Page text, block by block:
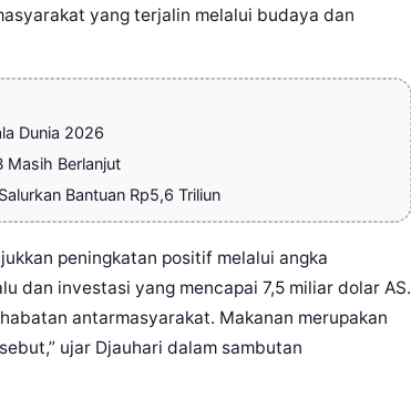
yang terjalin melalui budaya dan
Dunia 2026
Masih Berlanjut
Bantuan Rp5,6 Triliun
peningkatan positif melalui angka
dan investasi yang mencapai 7,5 miliar dolar AS.
antarmasyarakat. Makanan merupakan
ujar Djauhari dalam sambutan